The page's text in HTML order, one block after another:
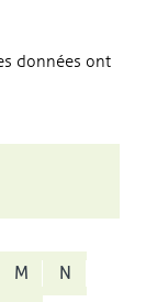
données ont
M
N